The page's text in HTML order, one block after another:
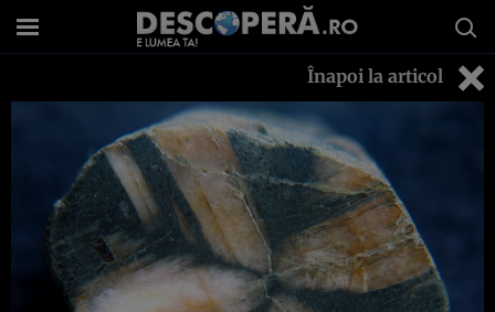
Înapoi la articol